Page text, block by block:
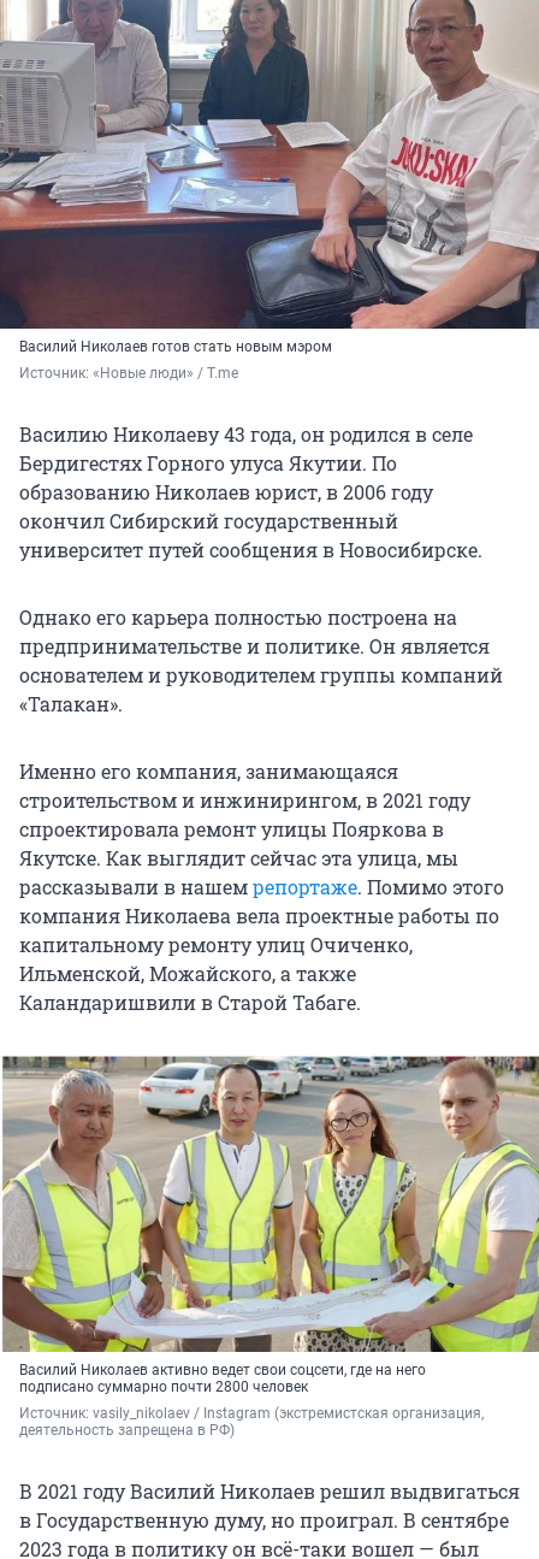
Василий Николаев готов стать новым мэром
Источник: «Новые люди» / T.me
Василию Николаеву 43 года, он родился в селе
Бердигестях Горного улуса Якутии. По
образованию Николаев юрист, в 2006 году
окончил Сибирский государственный
университет путей сообщения в Новосибирске.
Однако его карьера полностью построена на
предпринимательстве и политике. Он является
основателем и руководителем группы компаний
«Талакан».
Именно его компания, занимающаяся
строительством и инжинирингом, в 2021 году
спроектировала ремонт улицы Пояркова в
Якутске. Как выглядит сейчас эта улица, мы
рассказывали в нашемрепортаже. Помимо этого
компания Николаева вела проектные работы по
капитальному ремонту улиц Очиченко,
Ильменской, Можайского, а также
Каландаришвили в Старой Табаге.
Василий Николаев активно ведет свои соцсети, где на него
подписано суммарно почти 2800 человек
Источник: vasily_nikolaev / Instagram (экстремистская организация,
деятельность запрещена в РФ)
В 2021 году Василий Николаев решил выдвигаться
в Государственную думу, но проиграл. В сентябре
2023 года в политику он всё-таки вошел — был